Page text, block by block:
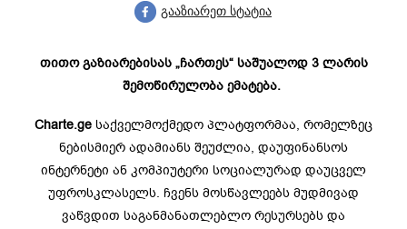
გააზიარეთ სტატია
თითო გაზიარებისას „ჩართეს“ საშუალოდ 3 ლარის
შემოწირულობა ემატება.
Charte.ge საქველმოქმედო პლატფორმაა, რომელზეც
ნებისმიერ ადამიანს შეუძლია, დაუფინანსოს
ინტერნეტი ან კომპიუტერი სოციალურად დაუცველ
უფროსკლასელს. ჩვენს მოსწავლეებს მუდმივად
ვაწვდით საგანმანათლებლო რესურსებს და